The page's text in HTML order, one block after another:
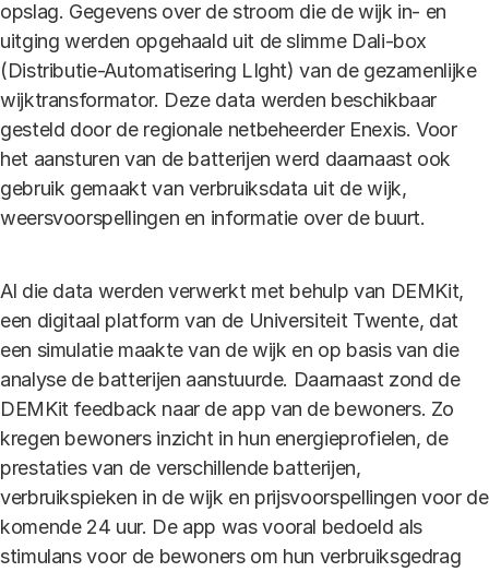
opslag. Gegevens over de stroom die de wijk in- en
uitging werden opgehaald uit de slimme Dali-box
(Distributie-Automatisering LIght) van de gezamenlijke
wijktransformator. Deze data werden beschikbaar
gesteld door de regionale netbeheerder Enexis. Voor
het aansturen van de batterijen werd daarnaast ook
gebruik gemaakt van verbruiksdata uit de wijk,
weersvoorspellingen en informatie over de buurt.
Al die data werden verwerkt met behulp van DEMKit,
een digitaal platform van de Universiteit Twente, dat
een simulatie maakte van de wijk en op basis van die
analyse de batterijen aanstuurde. Daarnaast zond de
DEMKit feedback naar de app van de bewoners. Zo
kregen bewoners inzicht in hun energieprofielen, de
prestaties van de verschillende batterijen,
verbruikspieken in de wijk en prijsvoorspellingen voor de
komende 24 uur. De app was vooral bedoeld als
stimulans voor de bewoners om hun verbruiksgedrag